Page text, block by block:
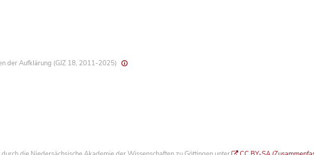
der Aufklärung (GJZ 18, 2011-2025)